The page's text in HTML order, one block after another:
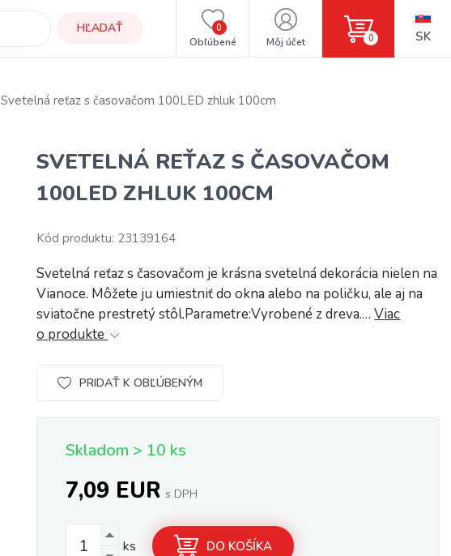
HĽADAŤ
Obľúbené
0
Môj účet 0 SK
Svetelná reťaz s časovačom 100LED zhluk 100cm
SVETELNÁ REŤAZ S ČASOVAČOM
100LED ZHLUK 100CM
Kód produktu: 23139164
Svetelná reťaz s časovačom je krásna svetelná dekorácia nielen na
Vianoce. Môžete ju umiestniť do okna alebo na poličku, ale aj na
sviatočne prestretý stôl.Parametre:Vyrobené z dreva.…Viac
o produkte
PRIDAŤ K OBĽÚBENÝM
Skladom > 10 ks
7,09 EUR s DPH
ks DO KOŠÍKA